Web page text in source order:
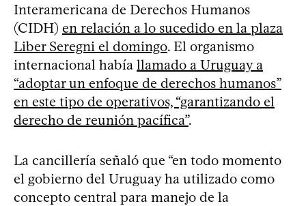
Interamericana de Derechos Humanos
(CIDH) en relación a lo sucedido en la plaza
Liber Seregni el domingo. El organismo
internacional había llamado a Uruguay a
“adoptar un enfoque de derechos humanos”
en este tipo de operativos, “garantizando el
derecho de reunión pacífica”.
La cancillería señaló que “en todo momento
el gobierno del Uruguay ha utilizado como
concepto central para manejo de la